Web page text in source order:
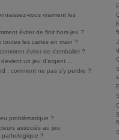
vous vraiment les
éviter de finir hors-jeu ?
toutes les cartes en main ?
éviter de s'emballer ?
un jeu d'argent ...
: comment ne pas s'y perdre ?
problématique ?
associés au jeu
pathologique ?